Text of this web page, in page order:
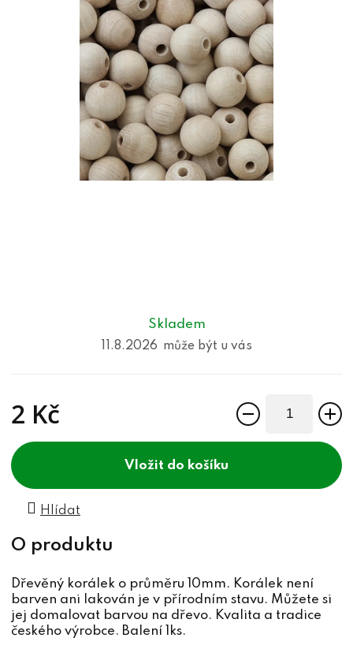
Skladem
11.8.2026
2 Kč
do košíku
Hlídat
Dřevěný korálek o průměru 10mm. Korálek není
barven ani lakován je v přírodním stavu. Můžete si
jej domalovat barvou na dřevo. Kvalita a tradice
českého výrobce. Balení 1ks.